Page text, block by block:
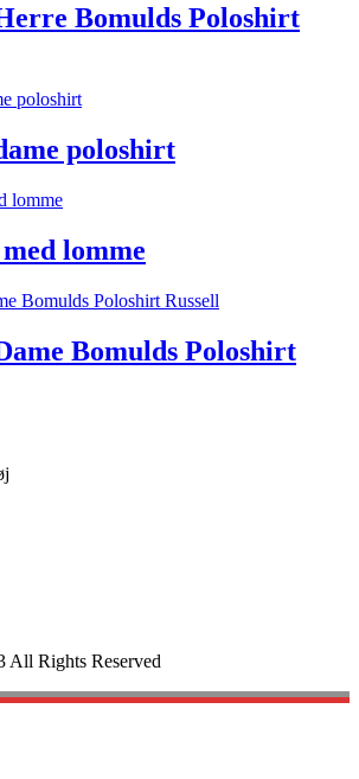
Bomulds Poloshirt
poloshirt
lomme
Bomulds Poloshirt
Rights Reserved